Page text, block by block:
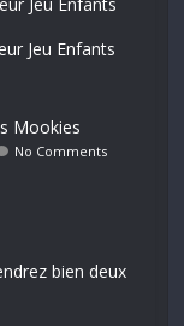
Jeu Enfants
Mookies
No Comments